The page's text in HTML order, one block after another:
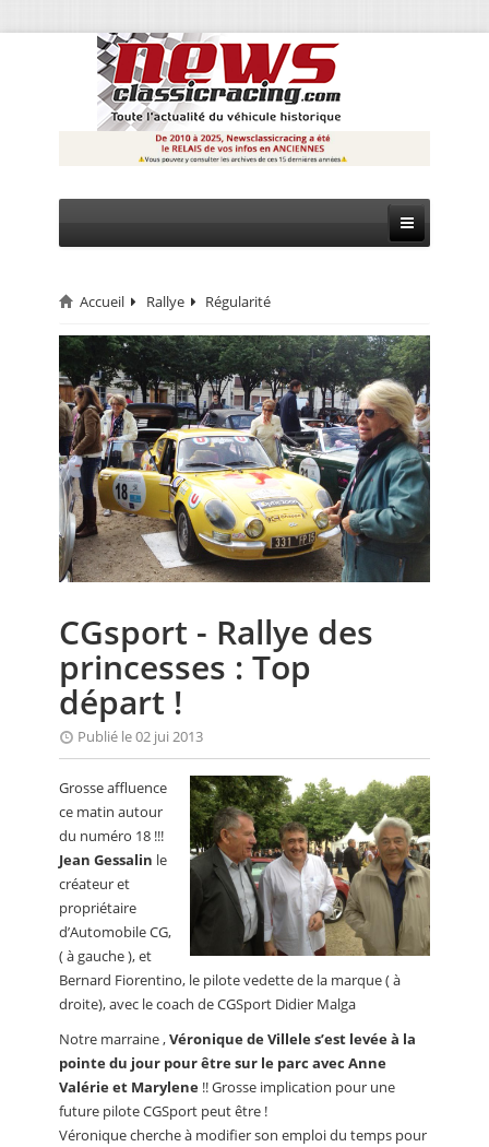
CIRCUIT
RALLYE
MONTAGNE
EVÈNEMENTS
CALENDRIER
FOCUS
ANNUAIRES
PETITES ANNONCES
Accueil Rallye Régularité
CGsport - Rallye des
princesses : Top
départ !
Publié le 02 jui 2013
Grosse affluence
ce matin autour
du numéro 18 !!!
Jean Gessalin le
créateur et
propriétaire
d’Automobile CG,
( à gauche ), et
Bernard Fiorentino, le pilote vedette de la marque ( à
droite), avec le coach de CGSport Didier Malga
Notre marraine ,Véronique de Villele s’est levée à la
pointe du jour pour être sur le parc avec Anne
Valérie et Marylene !! Grosse implication pour une
future pilote CGSport peut être !
Véronique cherche à modifier son emploi du temps pour